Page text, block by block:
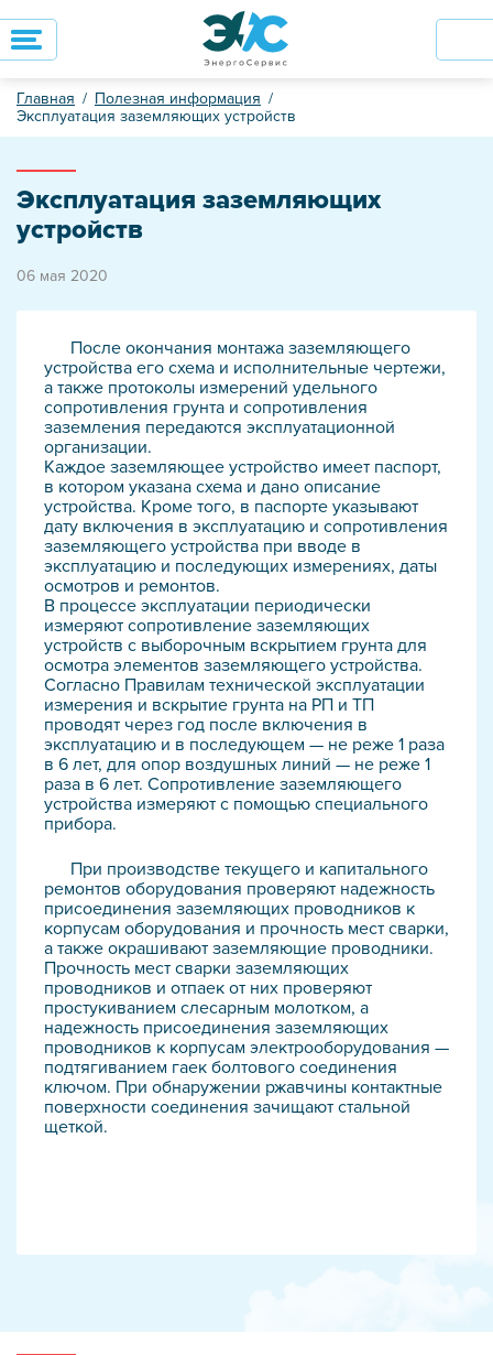
Главная
Полезная информация
Эксплуатация заземляющих устройств
Эксплуатация заземляющих
устройств
06 мая 2020
После окончания монтажа заземляющего
устройства его схема и исполнительные чертежи,
а также протоколы измерений удельного
сопротивления грунта и сопротивления
заземления передаются эксплуатационной
организации.
Каждое заземляющее устройство имеет паспорт,
в котором указана схема и дано описание
устройства. Кроме того, в паспорте указывают
дату включения в эксплуатацию и сопротивления
заземляющего устройства при вводе в
эксплуатацию и последующих измерениях, даты
осмотров и ремонтов.
В процессе эксплуатации периодически
измеряют сопротивление заземляющих
устройств с выборочным вскрытием грунта для
осмотра элементов заземляющего устройства.
Согласно Правилам технической эксплуатации
измерения и вскрытие грунта на РП и ТП
проводят через год после включения в
эксплуатацию и в последующем — не реже 1 раза
в 6 лет, для опор воздушных линий — не реже 1
раза в 6 лет. Сопротивление заземляющего
устройства измеряют с помощью специального
прибора.
При производстве текущего и капитального
ремонтов оборудования проверяют надежность
присоединения заземляющих проводников к
корпусам оборудования и прочность мест сварки,
а также окрашивают заземляющие проводники.
Прочность мест сварки заземляющих
проводников и отпаек от них проверяют
простукиванием слесарным молотком, а
надежность присоединения заземляющих
проводников к корпусам электрооборудования —
подтягиванием гаек болтового соединения
ключом. При обнаружении ржавчины контактные
поверхности соединения зачищают стальной
щеткой.